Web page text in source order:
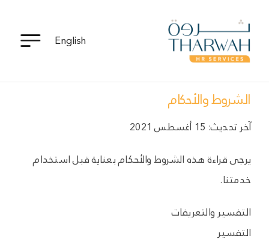
content
English
الشروط والأحكام
آخر تحديث: 15 أغسطس 2021
يرجى قراءة هذه الشروط والأحكام بعناية قبل استخدام
خدمتنا.
التفسير والتعريفات
التفسير